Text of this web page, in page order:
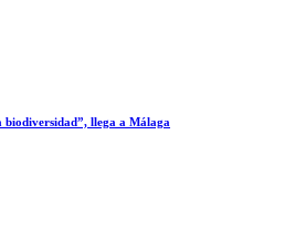
llega a Málaga